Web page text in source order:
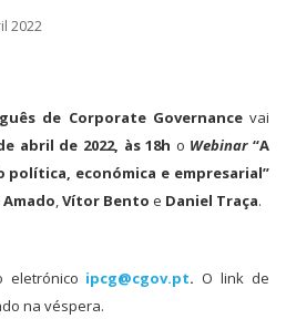
2022
de Corporate Governancevai
abril de 2022, às 18h o Webinar“A
política, económica e empresarial”
Amado,Vítor Bento e Daniel Traça.
eletrónico ipcg@cgov.pt.O link de
na véspera.